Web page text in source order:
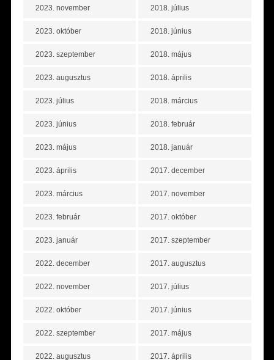
2023. november
2023. október
2023. szeptember
2023. augusztus
2023. július
2023. június
2023. május
2023. április
2023. március
2023. február
2023. január
2022. december
2022. november
2022. október
2022. szeptember
2022. augusztus
2018. július
2018. június
2018. május
2018. április
2018. március
2018. február
2018. január
2017. december
2017. november
2017. október
2017. szeptember
2017. augusztus
2017. július
2017. június
2017. május
2017. április